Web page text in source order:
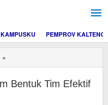
KAMPUSKU PEMPROV KALTENG
»
Bartim
Tim
Bentuk Tim Efektif